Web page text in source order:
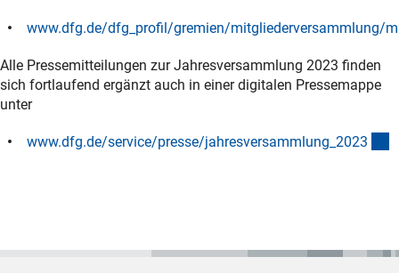
www.dfg.de/dfg_profil/gremien/mitgliederversammlung/
Alle Pressemitteilungen zur Jahresversammlung 2023 finden
sich fortlaufend ergänzt auch in einer digitalen Pressemappe
unter
www.dfg.de/service/presse/jahresversammlung_2023